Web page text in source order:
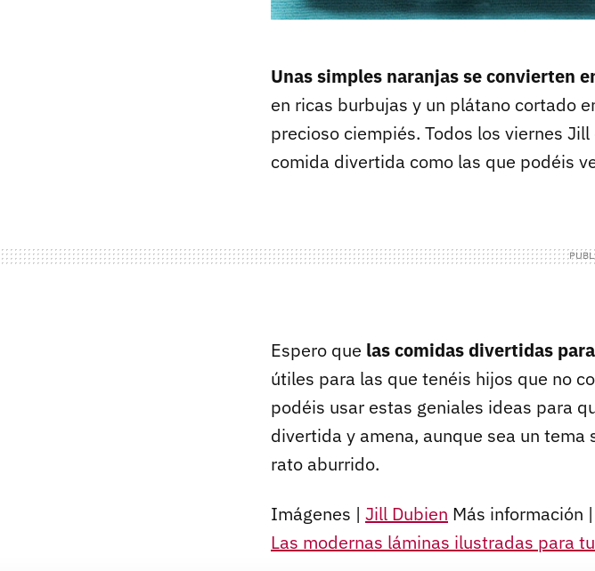
Unas simples naranjas se convierten
en ricas burbujas y un plátano cortado
precioso ciempiés. Todos los viernes
comida divertida como las que podéis
Espero que las comidas divertidas
útiles para las que tenéis hijos que no
podéis usar estas geniales ideas para
divertida y amena, aunque sea un
rato aburrido.
Imágenes | Jill Dubien Más información |
Las modernas láminas ilustradas para